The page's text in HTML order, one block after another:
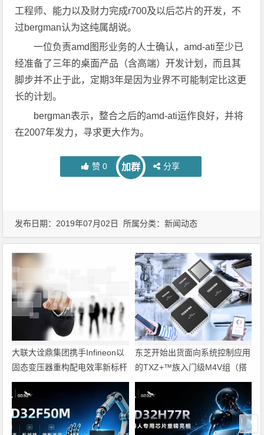
工程师、能力以及财力完成r700及以后芯片的开发，不
过bergman认为这纯属胡说。
一位负责amd图形业务的人士确认，amd-ati至少已
经准备了三年的桌面产品（含高端）开发计划，而且其
脚步并不止于此，定期3年是因为业界不可能制定比这更
长的计划。
bergman表示，整合之后的amd-ati运作良好，并将
在2007年发力，寻求更大作为。
赞 0 加群 分享
发布日期：2019年07月02日 所属分类：新闻动态
大联大诠鼎集团携手Infineon以
固态变压器重构配电效率新标杆
东芝开始出货面向系统控制应用
的TXZ+™族入门级M4V组（搭
载Arm Cortex‑M4内核的标准微
控制器）工程样品